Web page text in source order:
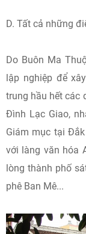
D. Tất cả những
Do Buôn Ma
lập nghiệp để
trung hầu hết các
Đình Lạc Giao,
Giám mục tại
với làng văn hóa
lòng thành phố
phê Ban Mê...